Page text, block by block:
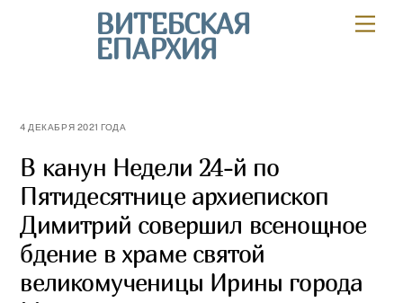
ВИТЕБСКАЯ
ЕПАРХИЯ
4 ДЕКАБРЯ 2021 ГОДА
В канун Недели 24-й по
Пятидесятнице архиепископ
Димитрий совершил всенощное
бдение в храме святой
великомученицы Ирины города